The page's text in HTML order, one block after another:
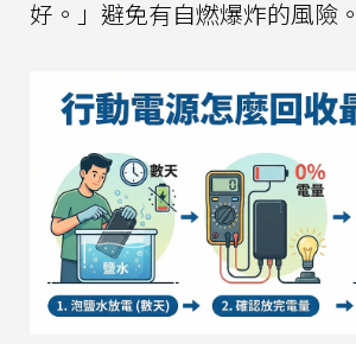
好。」避免有自燃爆炸的風險。